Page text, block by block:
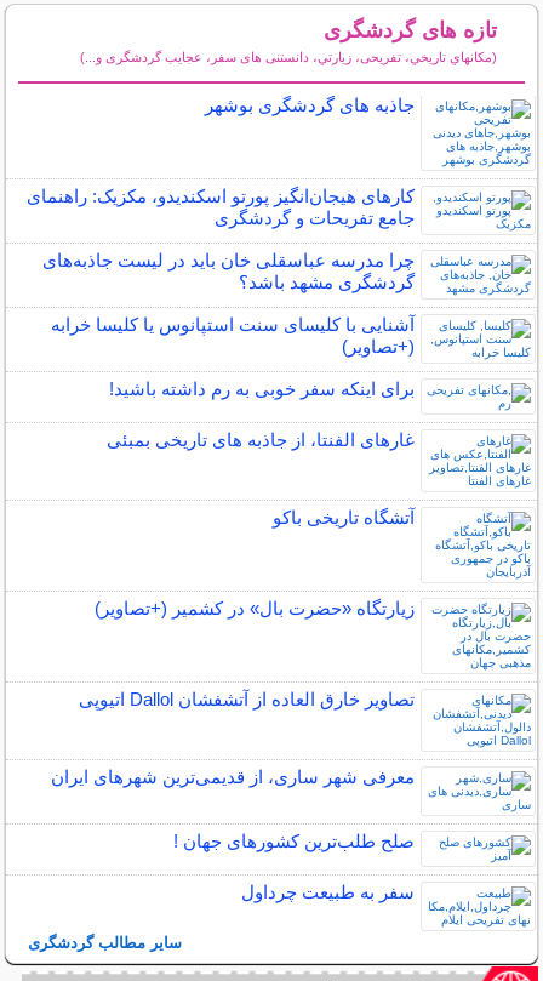
تازه های گردشگری
(مكانهاي تاريخي، تفریحی، زيارتي، دانستنی های سفر، عجایب گردشگری و...)
جاذبه های گردشگری بوشهر
کارهای هیجان‌انگیز پورتو اسکندیدو، مکزیک: راهنمای
جامع تفریحات و گردشگری
چرا مدرسه عباسقلی خان باید در لیست جاذبه‌های
گردشگری مشهد باشد؟
آشنایی با کلیسای سنت استپانوس یا کلیسا خرابه
(+تصاویر)
برای اینکه سفر خوبی به رم داشته باشید!
غارهای الفنتا، از جاذبه های تاریخی بمبئی
آتشگاه تاریخی باکو
زیارتگاه «حضرت بال» در کشمیر (+تصاویر)
تصاویر خارق العاده از آتشفشان Dallol اتیوپی
معرفی شهر ساری، از قدیمی‌ترین شهرهای ایران
صلح‌ طلب‌ترین کشورهای جهان !
سفر به طبیعت چرداول
سایر مطالب گردشگری